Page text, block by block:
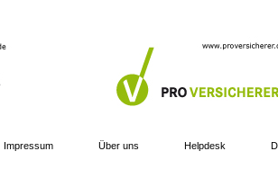
Impressum Über uns Helpdesk